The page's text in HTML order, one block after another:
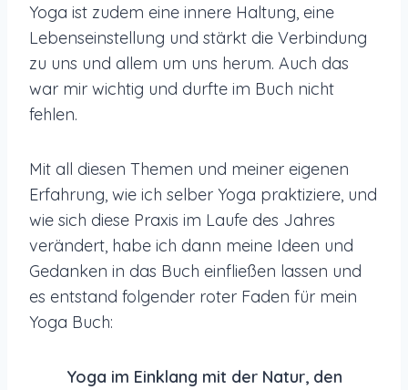
Yoga ist zudem eine innere Haltung, eine
Lebenseinstellung und stärkt die Verbindung
zu uns und allem um uns herum. Auch das
war mir wichtig und durfte im Buch nicht
fehlen.
Mit all diesen Themen und meiner eigenen
Erfahrung, wie ich selber Yoga praktiziere, und
wie sich diese Praxis im Laufe des Jahres
verändert, habe ich dann meine Ideen und
Gedanken in das Buch einfließen lassen und
es entstand folgender roter Faden für mein
Yoga Buch:
Yoga im Einklang mit der Natur, den